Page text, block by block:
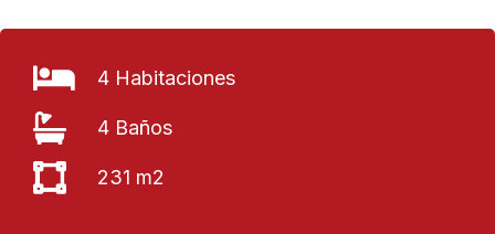
4 Habitaciones
4 Baños
231 m2